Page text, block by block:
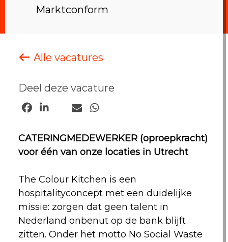
Marktconform
Alle vacatures
Deel deze vacature
CATERINGMEDEWERKER (oproepkracht)
voor één van onze locaties in Utrecht
The Colour Kitchen is een
hospitalityconcept met een duidelijke
missie: zorgen dat geen talent in
Nederland onbenut op de bank blijft
zitten. Onder het motto No Social Waste